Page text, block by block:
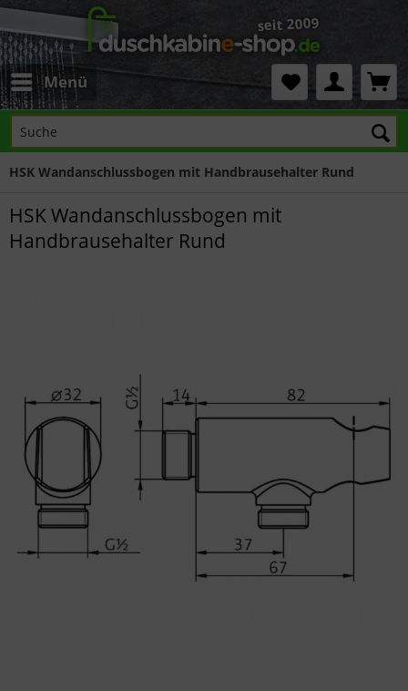
Menü
HSK Wandanschlussbogen mit Handbrausehalter Rund
HSK Wandanschlussbogen mit
Handbrausehalter Rund